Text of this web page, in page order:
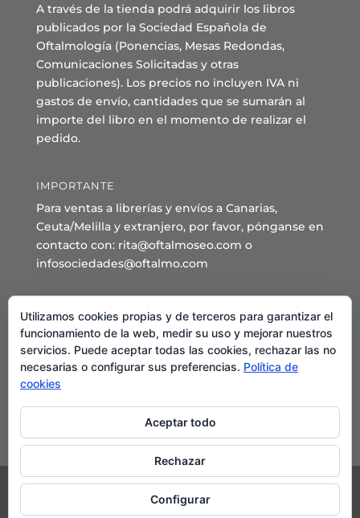
A través de la tienda podrá adquirir los libros
publicados por la Sociedad Española de
Oftalmología (Ponencias, Mesas Redondas,
Comunicaciones Solicitadas y otras
publicaciones). Los precios no incluyen IVA ni
gastos de envío, cantidades que se sumarán al
importe del libro en el momento de realizar el
pedido.
IMPORTANTE
Para ventas a librerías y envíos a Canarias,
Ceuta/Melilla y extranjero, por favor, pónganse en
contacto con: rita@oftalmoseo.com o
infosociedades@oftalmo.com
Sede Administrativa y Secretaría General
C/ Arcipreste de Hita 14 – 1º Derecha.
28015 – Madrid
Teléfono: 91 544 80 35 - 91 544 58 79
Mail:
©2024 Sociedad Española de Oftalmología
Utilizamos cookies propias y de terceros para garantizar el
funcionamiento de la web, medir su uso y mejorar nuestros
servicios. Puede aceptar todas las cookies, rechazar las no
necesarias o configurar sus preferencias. Política de
cookies
Aceptar todo
Rechazar
Configurar